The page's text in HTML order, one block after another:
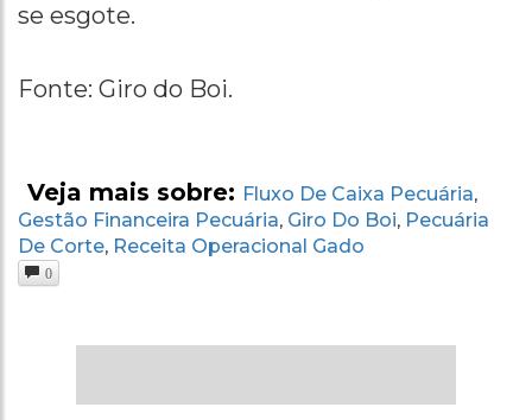
se esgote.
Fonte: Giro do Boi.
Veja mais sobre: Fluxo De Caixa Pecuária,
Gestão Financeira Pecuária, Giro Do Boi, Pecuária
De Corte, Receita Operacional Gado
0